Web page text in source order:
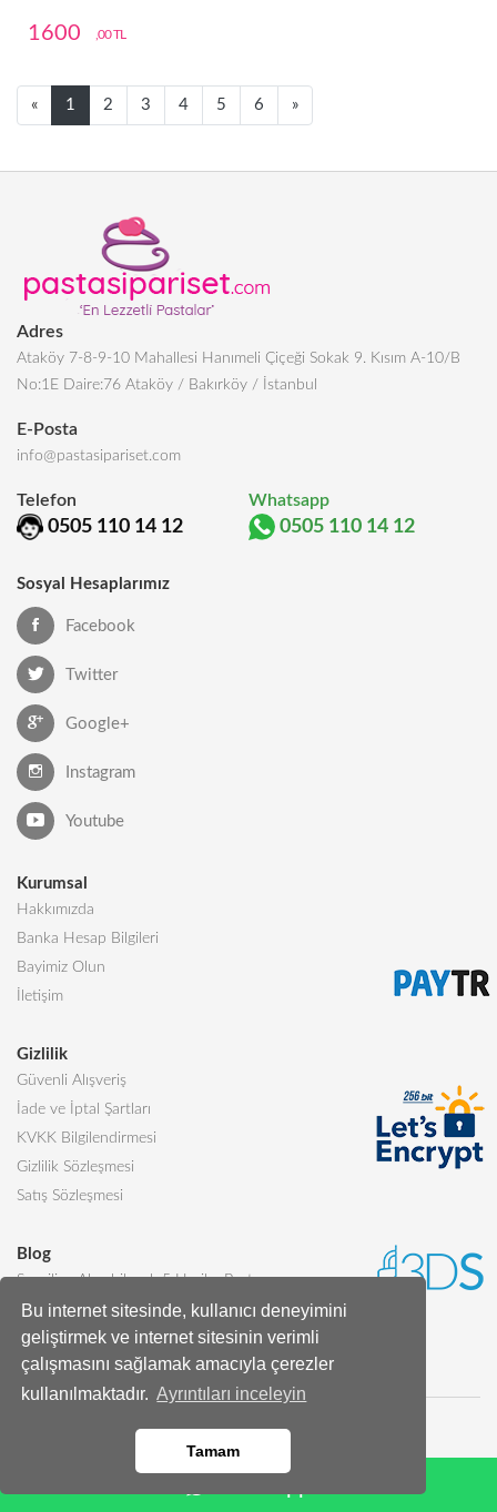
Bu internet sitesinde, kullanıcı deneyimini
geliştirmek ve internet sitesinin verimli
çalışmasını sağlamak amacıyla çerezler
kullanılmaktadır. Ayrıntıları inceleyin
Tamam
1600 ,00 TL
«Next1 2 3 4 5 6 »Next
Adres
Ataköy 7-8-9-10 Mahallesi Hanımeli Çiçeği Sokak 9. Kısım A-10/B
No:1E Daire:76 Ataköy / Bakırköy / İstanbul
E-Posta
info@pastasipariset.com
Telefon
0505 110 14 12
Whatsapp
0505 110 14 12
Sosyal Hesaplarımız
Facebook
Twitter
Google+
Instagram
Youtube
Kurumsal
Hakkımızda
Banka Hesap Bilgileri
Bayimiz Olun
İletişim
Gizlilik
Güvenli Alışveriş
İade ve İptal Şartları
KVKK Bilgilendirmesi
Gizlilik Sözleşmesi
Satış Sözleşmesi
Blog
Sevgiliye Alınabilecek 5 Harika Pasta
Butik Pasta Nedir?
Tüm Blog Yazıları